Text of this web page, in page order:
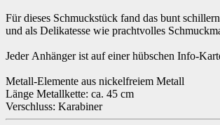
Für dieses Schmuckstück fand das bunt
und als Delikatesse wie prachtvolles
Jeder Anhänger ist auf einer hübschen Info-
Metall-Elemente aus nickelfreiem Metall
Länge Metallkette: ca. 45 cm
Verschluss: Karabiner